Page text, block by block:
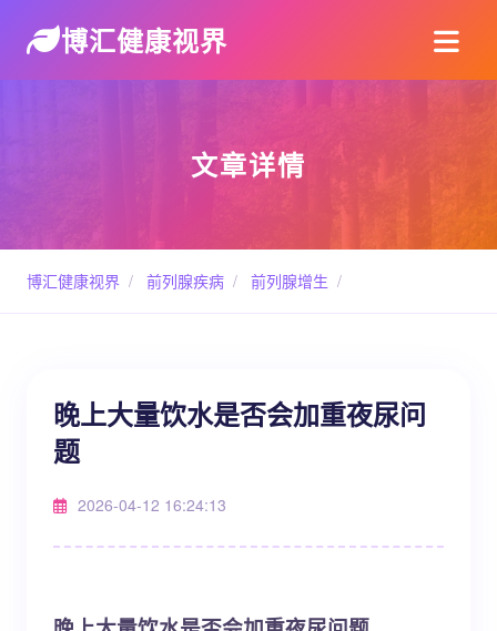
博汇健康视界
文章详情
博汇健康视界 / 前列腺疾病 / 前列腺增生 /
晚上大量饮水是否会加重夜尿问
题
2026-04-12 16:24:13